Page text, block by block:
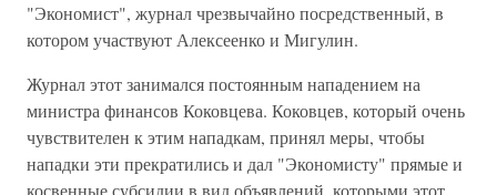
"Экономист", журнал чрезвычайно посредственный, в
котором участвуют Алексеенко и Мигулин.
Журнал этот занимался постоянным нападением на
министра финансов Коковцева. Коковцев, который очень
чувствителен к этим нападкам, принял меры, чтобы
нападки эти прекратились и дал "Экономисту" прямые и
косвенные субсидии в вид объявлений, которыми этот